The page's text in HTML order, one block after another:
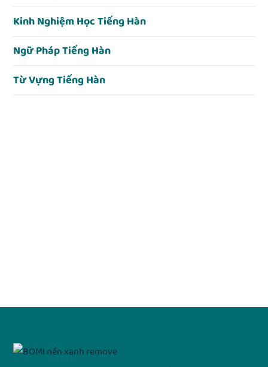
Kinh Nghiệm Học Tiếng Hàn
Ngữ Pháp Tiếng Hàn
Từ Vựng Tiếng Hàn